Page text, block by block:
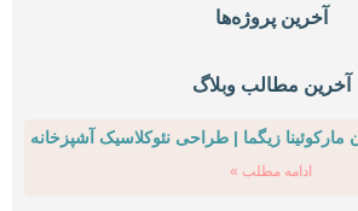
آخرین پروژه‌ها
آخرین مطالب وبلاگ
زیگما | طراحی نئوکلاسیک آشپزخانه
ادامه مطلب »